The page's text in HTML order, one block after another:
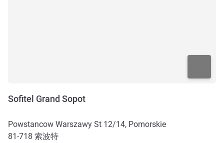
Sofitel Grand Sopot
Powstancow Warszawy St 12/14, Pomorskie
81-718 索波特